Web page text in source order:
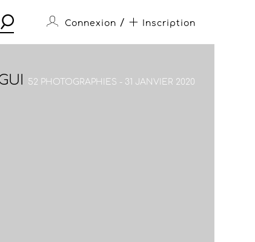
Connexion / Inscription
52 PHOTOGRAPHIES - 31 JANVIER 2020